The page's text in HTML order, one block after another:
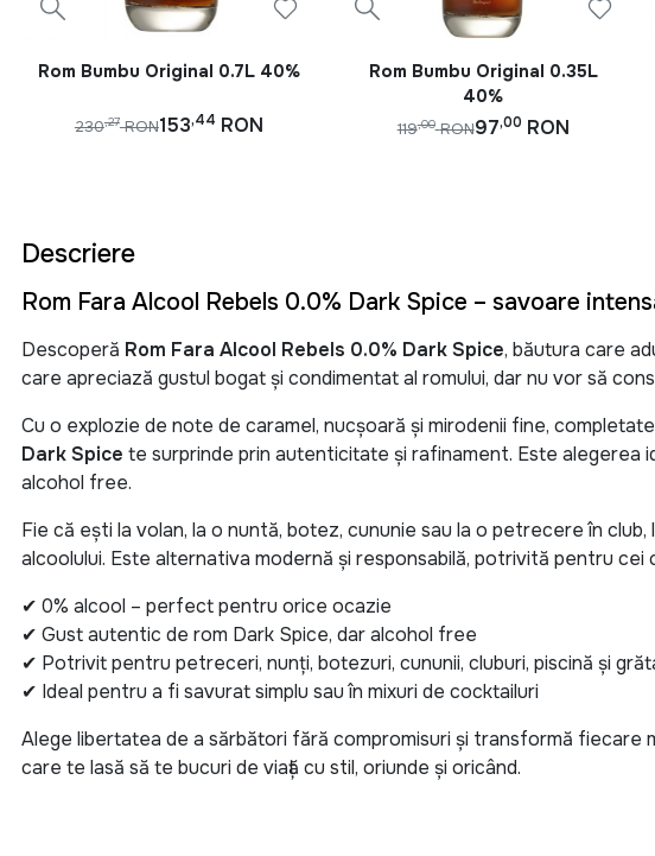
Rom Bumbu Original 0.7L 40%
153,44 RON
230,27 RON
Rom Bumbu Original 0.35L
40%
97,00 RON
119,00 RON
Descriere
Rom Fara Alcool Rebels 0.0% Dark Spice – savoare
Descoperă Rom Fara Alcool Rebels 0.0% Dark Spice, băutura care
care apreciază gustul bogat și condimentat al romului, dar nu vor să
Cu o explozie de note de caramel, nucșoară și mirodenii fine,
Dark Spice te surprinde prin autenticitate și rafinament. Este
alcohol free.
Fie că ești la volan, la o nuntă, botez, cununie sau la o petrecere în
alcoolului. Este alternativa modernă și responsabilă, potrivită pentru
✔ 0% alcool – perfect pentru orice ocazie
✔ Gust autentic de rom Dark Spice, dar alcohol free
✔ Potrivit pentru petreceri, nunți, botezuri, cununii, cluburi, piscină și
✔ Ideal pentru a fi savurat simplu sau în mixuri de cocktailuri
Alege libertatea de a sărbători fără compromisuri și transformă fiecare
care te lasă să te bucuri de viață cu stil, oriunde și oricând.